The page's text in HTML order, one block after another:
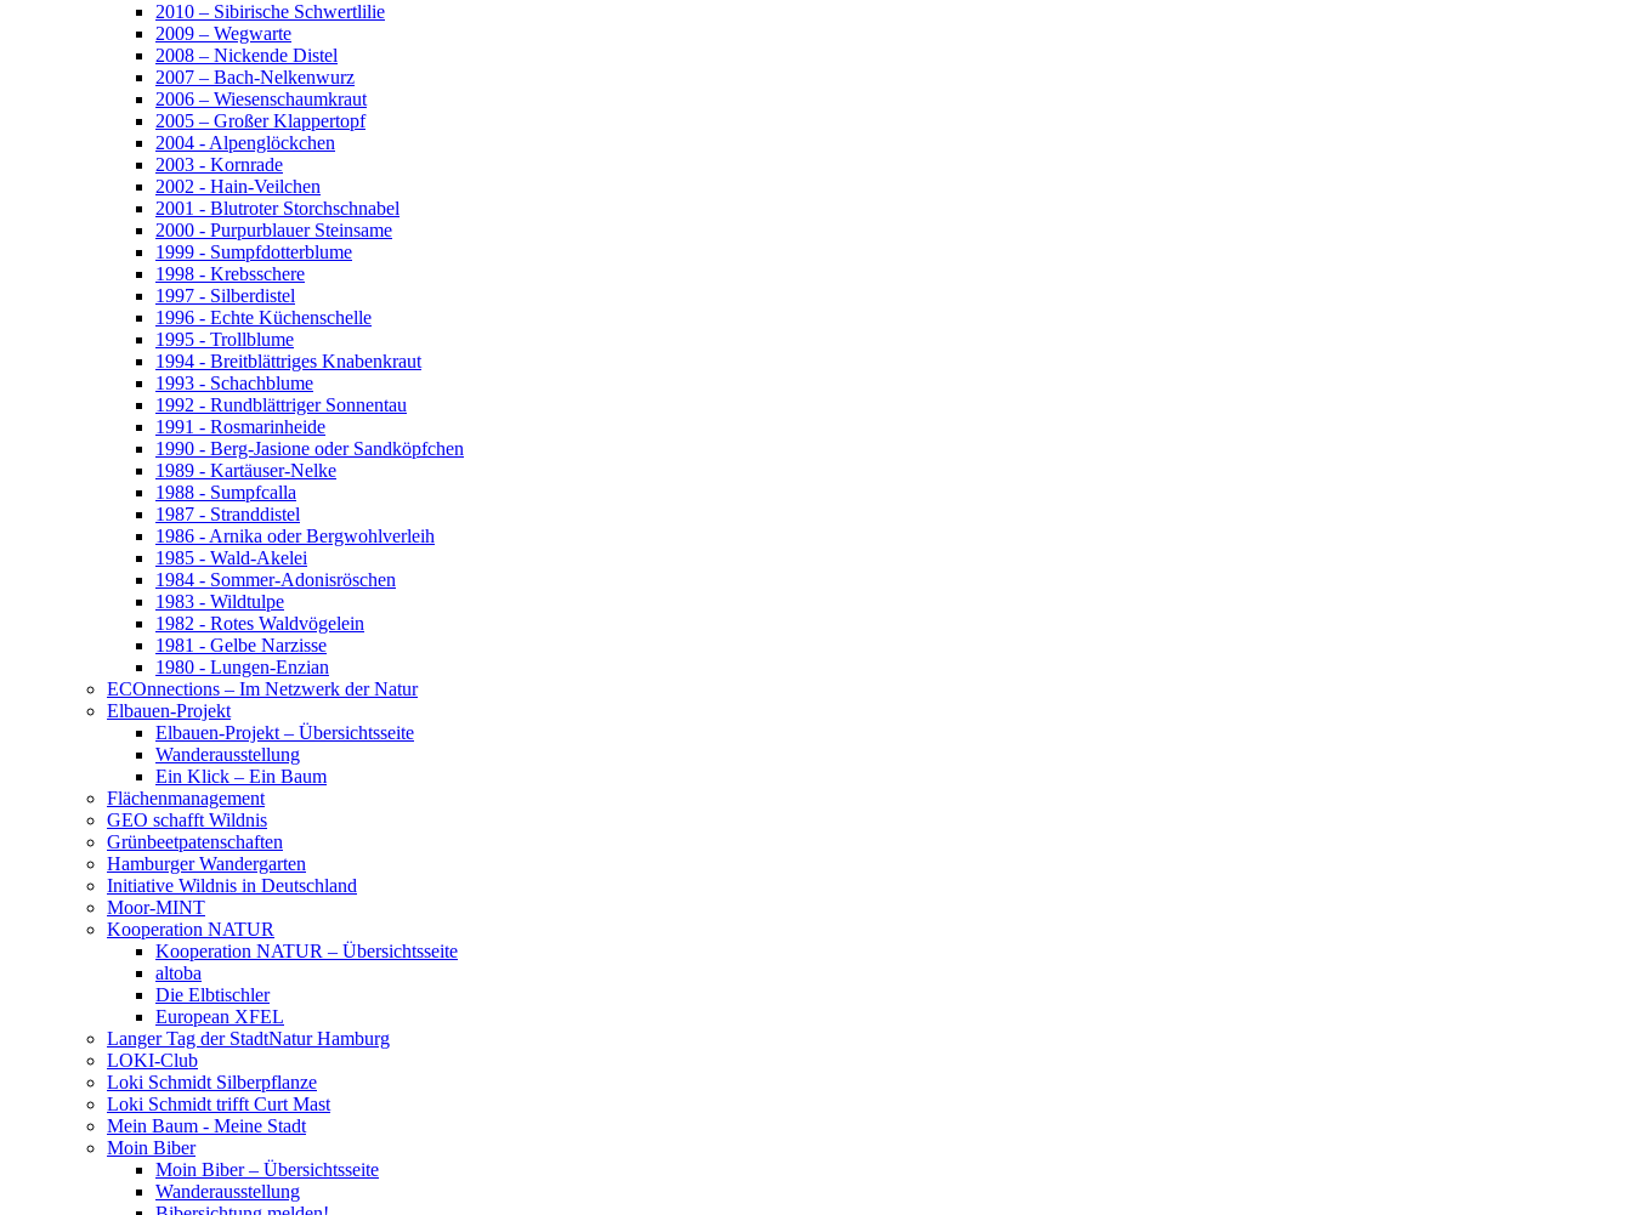
2010 – Sibirische Schwertlilie
2009 – Wegwarte
2008 – Nickende Distel
2007 – Bach-Nelkenwurz
2006 – Wiesenschaumkraut
2005 – Großer Klappertopf
2004 - Alpenglöckchen
2003 - Kornrade
2002 - Hain-Veilchen
2001 - Blutroter Storchschnabel
2000 - Purpurblauer Steinsame
1999 - Sumpfdotterblume
1998 - Krebsschere
1997 - Silberdistel
1996 - Echte Küchenschelle
1995 - Trollblume
1994 - Breitblättriges Knabenkraut
1993 - Schachblume
1992 - Rundblättriger Sonnentau
1991 - Rosmarinheide
1990 - Berg-Jasione oder Sandköpfchen
1989 - Kartäuser-Nelke
1988 - Sumpfcalla
1987 - Stranddistel
1986 - Arnika oder Bergwohlverleih
1985 - Wald-Akelei
1984 - Sommer-Adonisröschen
1983 - Wildtulpe
1982 - Rotes Waldvögelein
1981 - Gelbe Narzisse
1980 - Lungen-Enzian
ECOnnections – Im Netzwerk der Natur
Elbauen-Projekt
Elbauen-Projekt – Übersichtsseite
Wanderausstellung
Ein Klick – Ein Baum
Flächenmanagement
GEO schafft Wildnis
Grünbeetpatenschaften
Hamburger Wandergarten
Initiative Wildnis in Deutschland
Moor-MINT
Kooperation NATUR
Kooperation NATUR – Übersichtsseite
altoba
Die Elbtischler
European XFEL
Langer Tag der StadtNatur Hamburg
LOKI-Club
Loki Schmidt Silberpflanze
Loki Schmidt trifft Curt Mast
Mein Baum - Meine Stadt
Moin Biber
Moin Biber – Übersichtsseite
Wanderausstellung